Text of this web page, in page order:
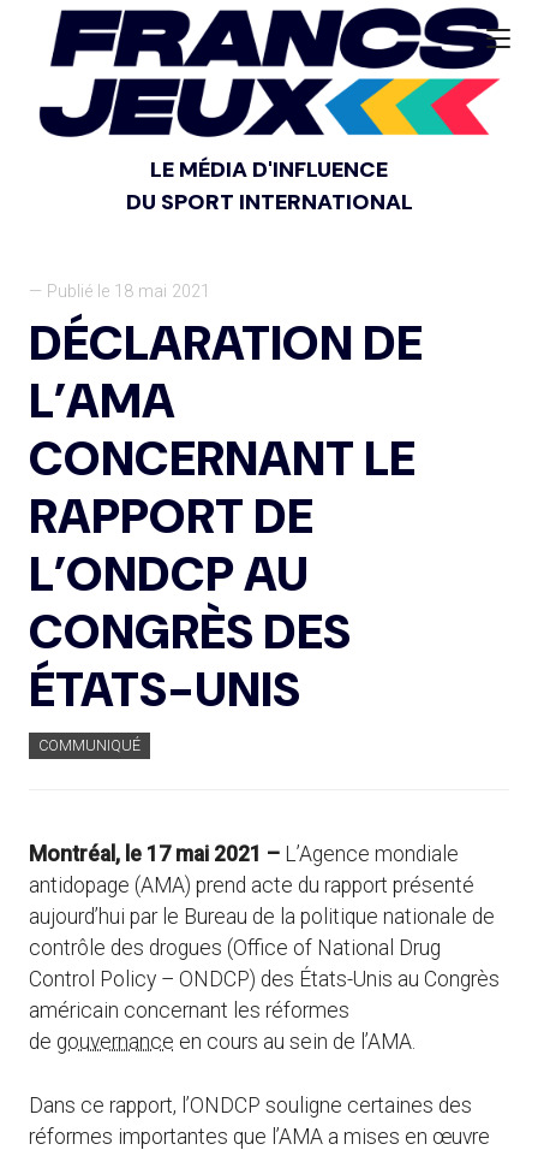
LE MÉDIA D'INFLUENCE
DU SPORT INTERNATIONAL
— Publié le 18 mai 2021
DÉCLARATION DE
L’AMA
CONCERNANT LE
RAPPORT DE
L’ONDCP AU
CONGRÈS DES
ÉTATS-UNIS
COMMUNIQUÉ
Montréal, le 17 mai 2021 – L’Agence mondiale
antidopage (AMA) prend acte du rapport présenté
aujourd’hui par le Bureau de la politique nationale de
contrôle des drogues (Office of National Drug
Control Policy – ONDCP) des États-Unis au Congrès
américain concernant les réformes
de gouvernance en cours au sein de l’AMA.
Dans ce rapport, l’ONDCP souligne certaines des
réformes importantes que l’AMA a mises en œuvre